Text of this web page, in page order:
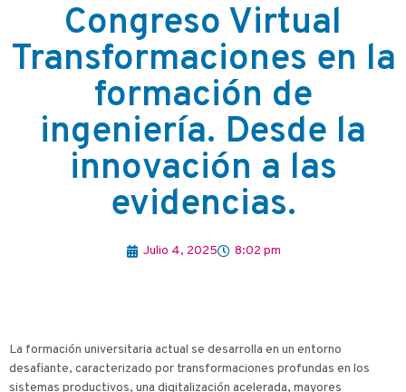
Congreso Virtual
Transformaciones en la
formación de
ingeniería. Desde la
innovación a las
evidencias.
Julio 4, 2025 8:02 pm
La formación universitaria actual se desarrolla en un entorno
desafiante, caracterizado por transformaciones profundas en los
sistemas productivos, una digitalización acelerada, mayores